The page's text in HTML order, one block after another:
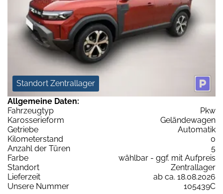
Standort Zentrallager
Allgemeine Daten:
Fahrzeugtyp
Pkw
Karosserieform
Geländewagen
Getriebe
Automatik
Kilometerstand
0
Anzahl der Türen
5
Farbe
wählbar - ggf. mit Aufpreis
Standort
Zentrallager
Lieferzeit
ab ca. 18.08.2026
Unsere Nummer
105439C